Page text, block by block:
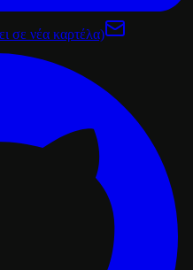
σε νέα καρτέλα)